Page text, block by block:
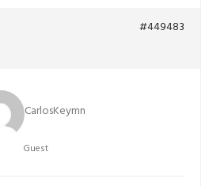
#449483
CarlosKeymn
Guest